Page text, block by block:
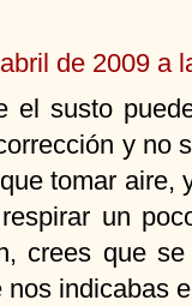
de 2009 a
el susto
y no
tomar aire,
un
crees que
nos indicabas